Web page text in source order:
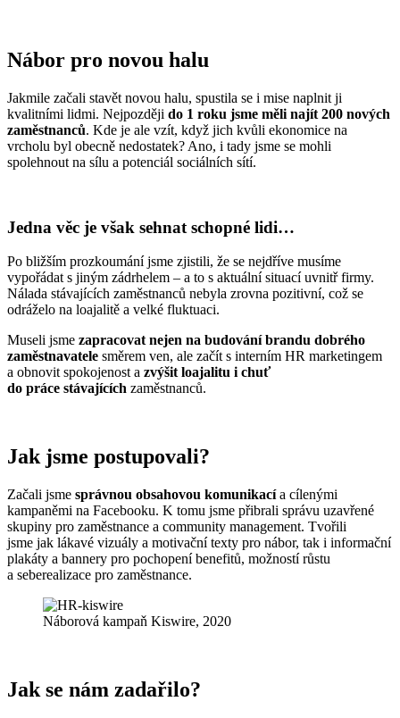
Nábor pro novou halu
Jakmile začali stavět novou halu, spustila se i mise naplnit ji
kvalitními lidmi. Nejpozději do 1 roku jsme měli najít 200 nových
zaměstnanců. Kde je ale vzít, když jich kvůli ekonomice na
vrcholu byl obecně nedostatek? Ano, i tady jsme se mohli
spolehnout na sílu a potenciál sociálních sítí.
Jedna věc je však sehnat schopné lidi…
Po bližším prozkoumání jsme zjistili, že se nejdříve musíme
vypořádat s jiným zádrhelem – a to s aktuální situací uvnitř firmy.
Nálada stávajících zaměstnanců nebyla zrovna pozitivní, což se
odráželo na loajalitě a velké fluktuaci.
Museli jsme zapracovat nejen na budování brandu dobrého
zaměstnavatele směrem ven, ale začít s interním HR marketingem
a obnovit spokojenost a zvýšit loajalitu i chuť
do práce stávajících zaměstnanců.
Jak jsme postupovali?
Začali jsme správnou obsahovou komunikacía cílenými
kampaněmi na Facebooku. K tomu jsme přibrali správu uzavřené
skupiny pro zaměstnance a community management. Tvořili
jsme jak lákavé vizuály a motivační texty pro nábor, tak i informační
plakáty a bannery pro pochopení benefitů, možností růstu
a seberealizace pro zaměstnance.
Náborová kampaň Kiswire, 2020
Jak se nám zadařilo?